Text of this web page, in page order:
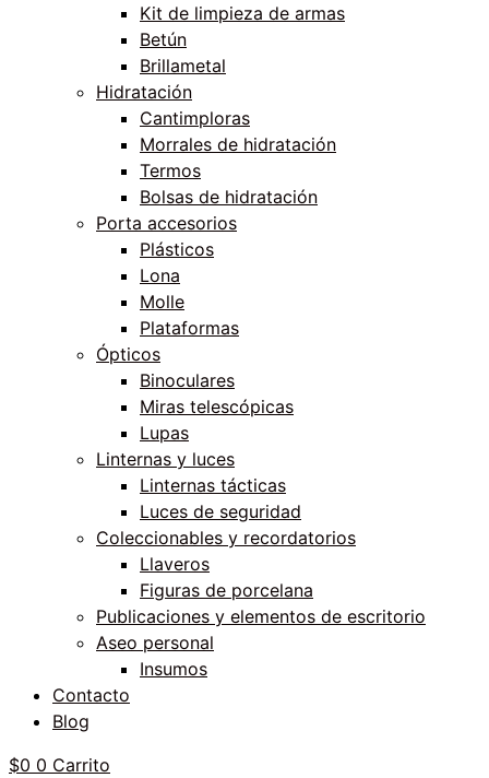
Kit de limpieza de armas
Betún
Brillametal
Hidratación
Cantimploras
Morrales de hidratación
Termos
Bolsas de hidratación
Porta accesorios
Plásticos
Lona
Molle
Plataformas
Ópticos
Binoculares
Miras telescópicas
Lupas
Linternas y luces
Linternas tácticas
Luces de seguridad
Coleccionables y recordatorios
Llaveros
Figuras de porcelana
Publicaciones y elementos de escritorio
Aseo personal
Insumos
Contacto
Blog
$0 0 Carrito